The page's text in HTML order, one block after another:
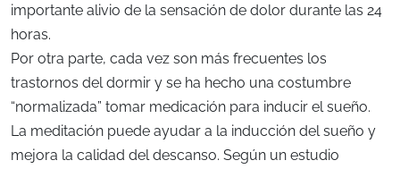
importante alivio de la sensación de dolor durante las 24
horas.
Por otra parte, cada vez son más frecuentes los
trastornos del dormir y se ha hecho una costumbre
“normalizada” tomar medicación para inducir el sueño.
La meditación puede ayudar a la inducción del sueño y
mejora la calidad del descanso. Según un estudio